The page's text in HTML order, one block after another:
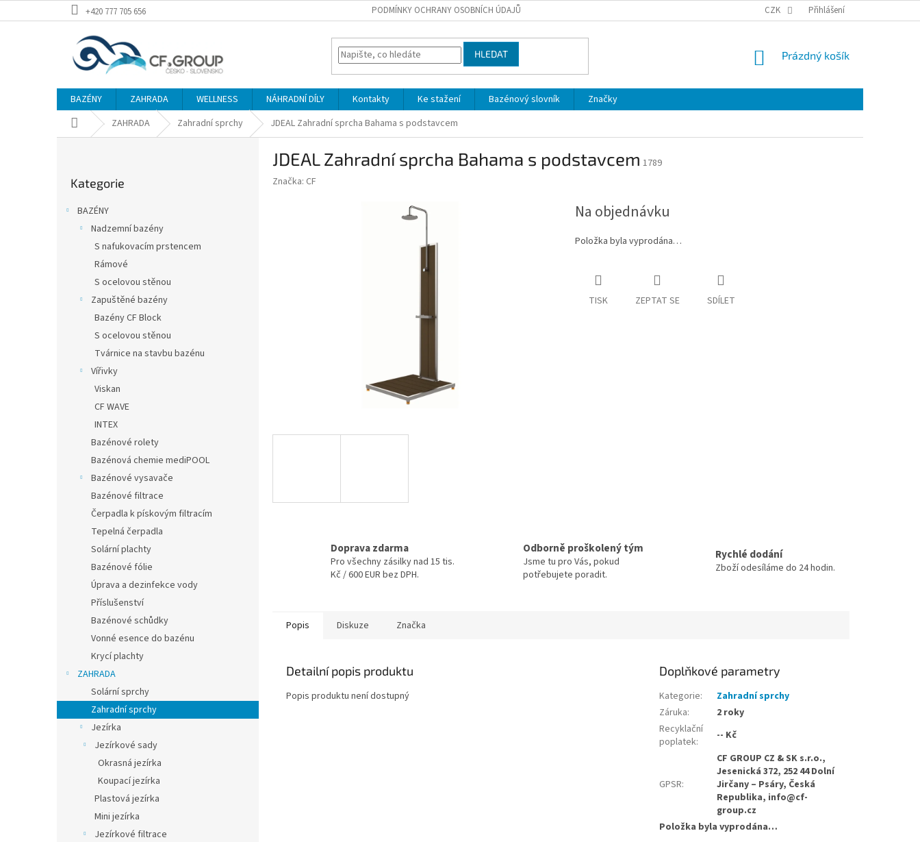
na
+420 777 705 656 PODMÍNKY OCHRANY OSOBNÍCH ÚDAJŮ CZK Přihlášení
HLEDAT
NÁKUPNÍ
Prázdný košík
BAZÉNY ZAHRADA WELLNESS NÁHRADNÍ DÍLY Kontakty Ke stažení Bazénový slovník
Značky
Domů ZAHRADA Zahradní sprchy JDEAL Zahradní sprcha Bahama s podstavcem
kategorie
Kategorie
BAZÉNY
Nadzemní bazény
S nafukovacím prstencem
Rámové
S ocelovou stěnou
Zapuštěné bazény
Bazény CF Block
S ocelovou stěnou
Tvárnice na stavbu bazénu
Vířivky
Viskan
CF WAVE
INTEX
Bazénové rolety
Bazénová chemie mediPOOL
Bazénové vysavače
Bazénové filtrace
Čerpadla k pískovým filtracím
Tepelná čerpadla
Solární plachty
Bazénové fólie
Úprava a dezinfekce vody
Příslušenství
Bazénové schůdky
Vonné esence do bazénu
Krycí plachty
ZAHRADA
Solární sprchy
Zahradní sprchy
Jezírka
Jezírkové sady
Okrasná jezírka
Koupací jezírka
Plastová jezírka
Mini jezírka
Jezírkové filtrace
JDEAL Zahradní sprcha Bahama s podstavcem 1789
Značka: CF
Na objednávku
Položka byla vyprodána…
TISK ZEPTAT SE SDÍLET
Doprava zdarma
Pro všechny zásilky nad 15 tis.
Kč / 600 EUR bez DPH.
Odborně proškolený tým
Jsme tu pro Vás, pokud
potřebujete poradit.
Rychlé dodání
Zboží odesíláme do 24 hodin.
Popis Diskuze Značka
Detailní popis produktu
Popis produktu není dostupný
Doplňkové parametry
Kategorie:
Zahradní sprchy
Záruka:
2 roky
Recyklační
poplatek: -- Kč
GPSR:
CF GROUP CZ & SK s.r.o.,
Jesenická 372, 252 44 Dolní
Jirčany – Psáry, Česká
Republika, info@cf-
group.cz
Položka byla vyprodána…